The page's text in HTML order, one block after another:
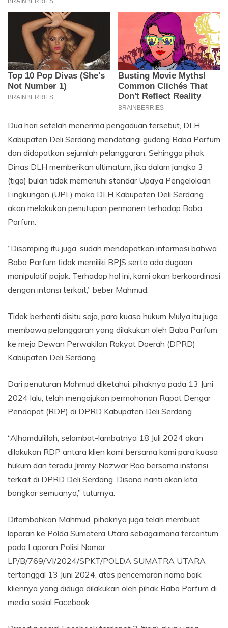
Dua hari setelah menerima pengaduan tersebut, DLH
Kabupaten Deli Serdang mendatangi gudang Baba Parfum
dan didapatkan sejumlah pelanggaran. Sehingga pihak
Dinas DLH memberikan ultimatum, jika dalam jangka 3
(tiga) bulan tidak memenuhi standar Upaya Pengelolaan
Lingkungan (UPL) maka DLH Kabupaten Deli Serdang
akan melakukan penutupan permanen terhadap Baba
Parfum.
“Disamping itu juga, sudah mendapatkan informasi bahwa
Baba Parfum tidak memiliki BPJS serta ada dugaan
manipulatif pajak. Terhadap hal ini, kami akan berkoordinasi
dengan intansi terkait,” beber Mahmud.
Tidak berhenti disitu saja, para kuasa hukum Mulya itu juga
membawa pelanggaran yang dilakukan oleh Baba Parfum
ke meja Dewan Perwakilan Rakyat Daerah (DPRD)
Kabupaten Deli Serdang.
Dari penuturan Mahmud diketahui, pihaknya pada 13 Juni
2024 lalu, telah mengajukan permohonan Rapat Dengar
Pendapat (RDP) di DPRD Kabupaten Deli Serdang.
“Alhamdulillah, selambat-lambatnya 18 Juli 2024 akan
dilakukan RDP antara klien kami bersama kami para kuasa
hukum dan teradu Jimmy Nazwar Rao bersama instansi
terkait di DPRD Deli Serdang. Disana nanti akan kita
bongkar semuanya,” tuturnya.
Ditambahkan Mahmud, pihaknya juga telah membuat
laporan ke Polda Sumatera Utara sebagaimana tercantum
pada Laporan Polisi Nomor:
LP/B/769/VI/2024/SPKT/POLDA SUMATRA UTARA
tertanggal 13 Juni 2024, atas pencemaran nama baik
kliennya yang diduga dilakukan oleh pihak Baba Parfum di
media sosial Facebook.